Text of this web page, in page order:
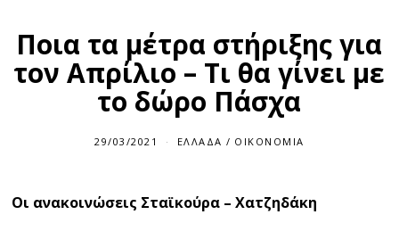
Ποια τα μέτρα στήριξης για
τον Απρίλιο – Τι θα γίνει με
το δώρο Πάσχα
29/03/2021 ΕΛΛΆΔΑ / ΟΙΚΟΝΟΜΊΑ
Οι ανακοινώσεις Σταϊκούρα – Χατζηδάκη